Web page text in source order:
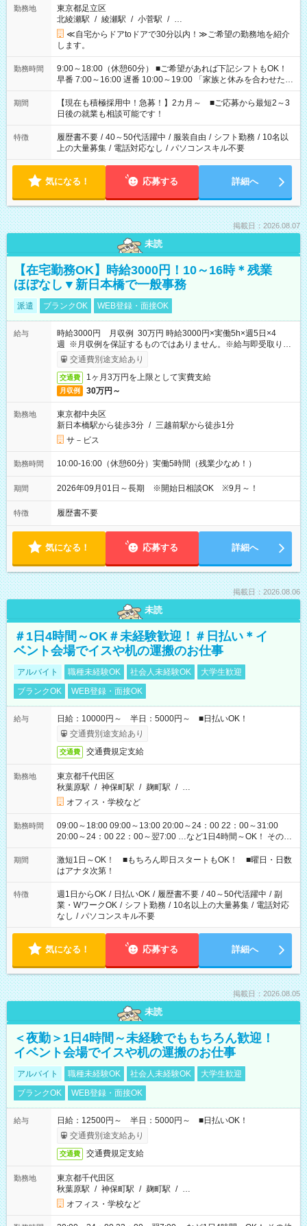
勤務地
東京都足立区
北綾瀬駅 / 綾瀬駅 / 小菅駅 / …
≪自宅からドアtoドアで30分以内！≫ご希望の勤務地を紹介
します。
勤務時間
9:00～18:00（休憩60分） ■ご希望があれば下記シフトもOK！
早番 7:00～16:00 遅番 10:00～19:00 「家族と休みを合わせた
い」 「余裕を持って夕飯の準備がしたい」 「できれば残業はし
たくない」 など、ご希望を教えてくださいね。 ※Wワーク希望
の方へ 今ご覧のお仕事で希望する勤務時間と、もう1つのお仕事
の勤務時間。 合計で週40時間を超える場合は応募できません。
期間
【現在も積極採用中！急募！】2カ月～ ■ご応募から最短2～3
日後の就業も相談可能です！
特徴 履歴書不要 / 40～50代活躍中 / 服装自由 / シフト勤務 / 10名以
上の大量募集 / 電話対応なし / パソコンスキル不要
気になる！ 応募する 詳細へ
掲載日：2026.08.07
未読
【在宅勤務OK】時給3000円！10～16時＊残業
ほぼなし▼新日本橋で一般事務
派遣 ブランクOK WEB登録・面接OK
給与
時給3000円 月収例 30万円 時給3000円×実働5h×週5日×4
週 ※月収例を保証するものではありません。※給与即受取りサ
ービス利用可（利用条件有）
交通費別途支給あり
交通費 1ヶ月3万円を上限として実費支給
月収例 30万円～
勤務地
東京都中央区
新日本橋駅から徒歩3分 / 三越前駅から徒歩1分
サ－ビス
勤務時間 10:00-16:00（休憩60分）実働5時間（残業少なめ！）
期間 2026年09月01日～長期 ※開始日相談OK ※9月～！
特徴 履歴書不要
気になる！ 応募する 詳細へ
掲載日：2026.08.06
未読
＃1日4時間～OK＃未経験歓迎！＃日払い＊イ
ベント会場でイスや机の運搬のお仕事
アルバイト 職種未経験OK 社会人未経験OK
大学生歓迎
ブランクOK
WEB登録・面接OK
給与
日給：10000円～ 半日：5000円～ ■日払いOK！
交通費別途支給あり
交通費 交通費規定支給
勤務地
東京都千代田区
秋葉原駅 / 神保町駅 / 麹町駅 / …
オフィス・学校など
勤務時間
09:00～18:00 09:00～13:00 20:00～24：00 22：00～31:00
20:00～24：00 22：00～翌7:00 …など1日4時間～OK！ その他
シフトもございます！ お気軽にご相談ください！
期間
激短1日～OK！ ■もちろん即日スタートもOK！ ■曜日・日数
はアナタ次第！
特徴 週1日からOK / 日払いOK / 履歴書不要 / 40～50代活躍中 / 副
業・WワークOK / シフト勤務 / 10名以上の大量募集 / 電話対応
なし / パソコンスキル不要
気になる！ 応募する 詳細へ
掲載日：2026.08.05
未読
＜夜勤＞1日4時間～未経験でももちろん歓迎！
イベント会場でイスや机の運搬のお仕事
アルバイト 職種未経験OK 社会人未経験OK
大学生歓迎
ブランクOK
WEB登録・面接OK
給与
日給：12500円～ 半日：5000円～ ■日払いOK！
交通費別途支給あり
交通費 交通費規定支給
勤務地
東京都千代田区
秋葉原駅 / 神保町駅 / 麹町駅 / …
オフィス・学校など